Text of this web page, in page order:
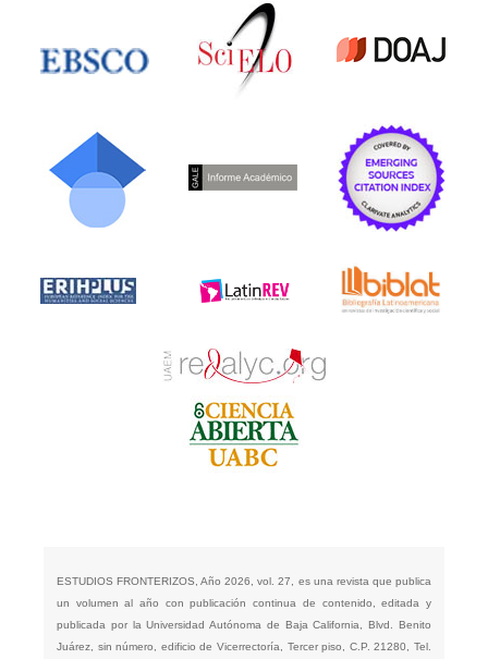
ESTUDIOS FRONTERIZOS, Año 2026, vol. 27, es una revista que publica
un volumen al año con publicación continua de contenido, editada y
publicada por la Universidad Autónoma de Baja California, Blvd. Benito
Juárez, sin número, edificio de Vicerrectoría, Tercer piso, C.P. 21280, Tel.